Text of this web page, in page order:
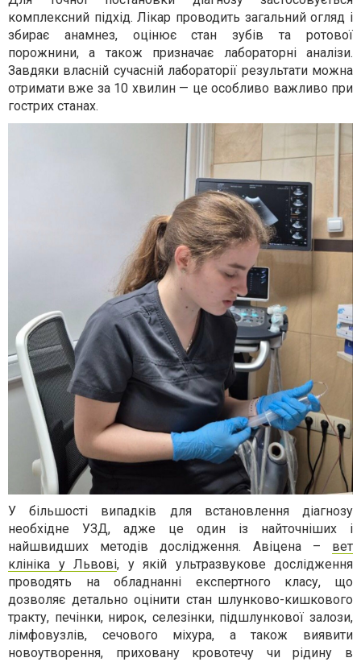
комплексний підхід. Лікар проводить загальний огляд і
збирає анамнез, оцінює стан зубів та ротової
порожнини, а також призначає лабораторні аналізи.
Завдяки власній сучасній лабораторії результати можна
отримати вже за 10 хвилин — це особливо важливо при
гострих станах.
У більшості випадків для встановлення діагнозу
необхідне УЗД, адже це один із найточніших і
найшвидших методів дослідження. Авіцена – вет
клініка у Львові, у якій ультразвукове дослідження
проводять на обладнанні експертного класу, що
дозволяє детально оцінити стан шлунково-кишкового
тракту, печінки, нирок, селезінки, підшлункової залози,
лімфовузлів, сечового міхура, а також виявити
новоутворення, приховану кровотечу чи рідину в